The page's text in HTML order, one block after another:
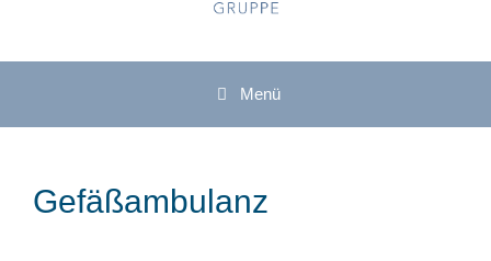
Menü
Gefäßambulanz